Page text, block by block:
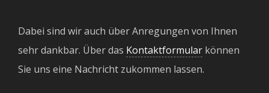
Dabei sind wir auch über Anregungen von Ihnen
sehr dankbar. Über das Kontaktformular können
Sie uns eine Nachricht zukommen lassen.